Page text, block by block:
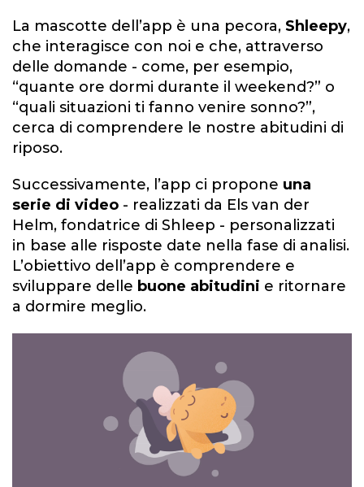
La mascotte dell’app è una pecora, Shleepy,
che interagisce con noi e che, attraverso
delle domande - come, per esempio,
“quante ore dormi durante il weekend?” o
“quali situazioni ti fanno venire sonno?”,
cerca di comprendere le nostre abitudini di
riposo.
Successivamente, l’app ci propone una
serie di video - realizzati da Els van der
Helm, fondatrice di Shleep - personalizzati
in base alle risposte date nella fase di analisi.
L’obiettivo dell’app è comprendere e
sviluppare delle buone abitudini e ritornare
a dormire meglio.